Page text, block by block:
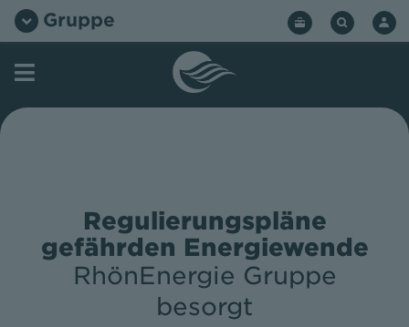
Zum
InhaltGruppe
Regulierungspläne
gefährden Energiewende
RhönEnergie Gruppe
besorgt